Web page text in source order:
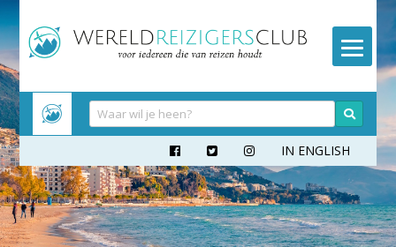
Meteen
naar
inhoud
   IN ENGLISH